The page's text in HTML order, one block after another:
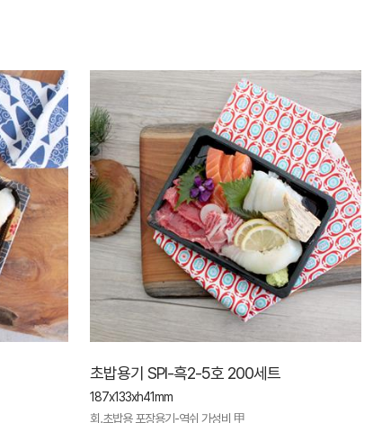
초밥용기 SPI-흑2-5호 200세트
187x133xh41mm
회.초밥용 포장용기-역쉬 가성비 甲